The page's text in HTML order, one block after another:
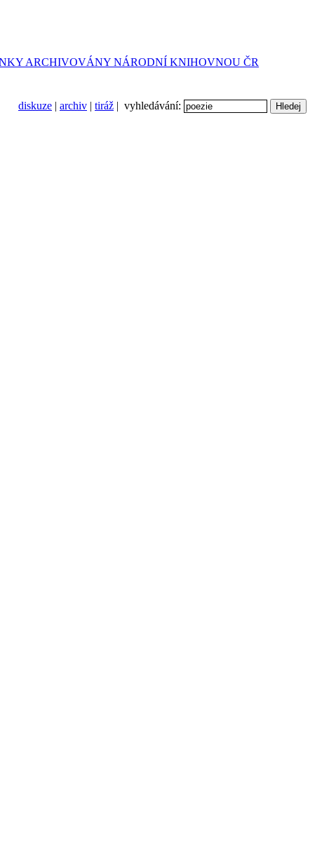
diskuze | archiv | tiráž | vyhledávání: